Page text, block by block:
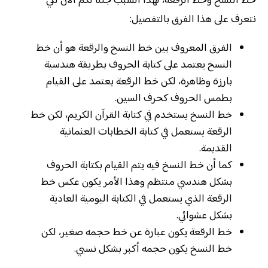
نتعرف على هذا الفرق بالتفصيل:
الفرق المعروف بين خط النسخ والرقعة هو أن خط
النسخ يعتمد على كتابة الحروف بطريقة هندسية
بارزة وظاهرة، لكن خط الرقعة يعتمد على القيام
بطمس الحروف كحرف السين.
خط النسخ يستخدم في كتابة القرآن الكريم، لكن خط
الرقعة يستعمل في كتابة الخطابات العثمانية
القديمة.
كما أن خط النسخ فيه يتم القيام بكتابة الحروف
بشكل هندسي منتظم وهذا الأمر يكون عكس خط
الرقعة الذي يستعمل في الكتابة اليومية العادية
بشكل عشوائي.
خط الرقعة يكون عبارة عن خط حجمه صغير، لكن
خط النسخ يكون حجمه أكبر بشكل نسبي.